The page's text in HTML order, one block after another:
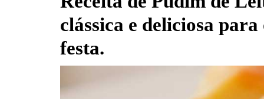
clássica e deliciosa
festa.